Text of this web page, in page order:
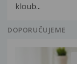
kloub...
DOPORUČUJEME